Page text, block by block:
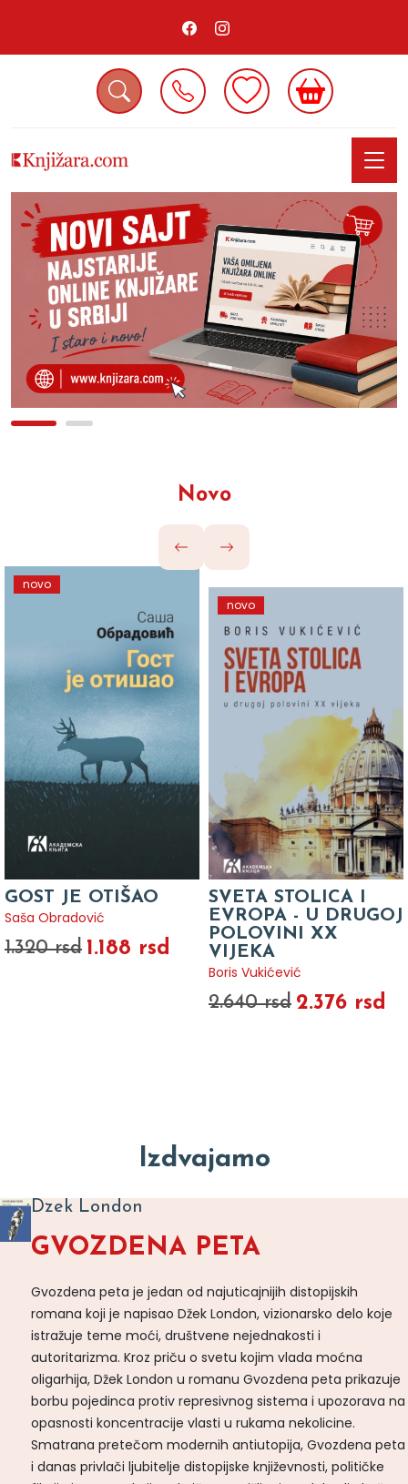
Novo
novo
GOST JE OTIŠAO
Saša Obradović
1.320 rsd 1.188 rsd
novo
SVETA STOLICA I
EVROPA - U DRUGOJ
POLOVINI XX
VIJEKA
Boris Vukićević
2.640 rsd 2.376 rsd
Izdvajamo
Dzek London
GVOZDENA PETA
Gvozdena peta je jedan od najuticajnijih distopijskih
romana koji je napisao Džek London, vizionarsko delo koje
istražuje teme moći, društvene nejednakosti i
autoritarizma. Kroz priču o svetu kojim vlada moćna
oligarhija, Džek London u romanu Gvozdena peta prikazuje
borbu pojedinca protiv represivnog sistema i upozorava na
opasnosti koncentracije vlasti u rukama nekolicine.
Smatrana pretečom modernih antiutopija, Gvozdena peta
i danas privlači ljubitelje distopijske književnosti, političke